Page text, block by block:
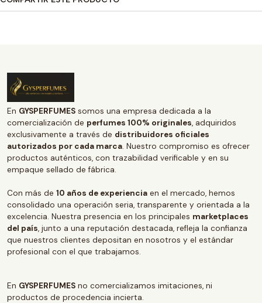
En GYSPERFUMES somos una empresa dedicada a la
comercialización de perfumes 100% originales, adquiridos
exclusivamente a través de distribuidores oficiales
autorizados por cada marca. Nuestro compromiso es ofrecer
productos auténticos, con trazabilidad verificable y en su
empaque sellado de fábrica.
Con más de 10 años de experiencia en el mercado, hemos
consolidado una operación seria, transparente y orientada a la
excelencia. Nuestra presencia en los principales marketplaces
del país, junto a una reputación destacada, refleja la confianza
que nuestros clientes depositan en nosotros y el estándar
profesional con el que trabajamos.
En GYSPERFUMES no comercializamos imitaciones, ni
productos de procedencia incierta.